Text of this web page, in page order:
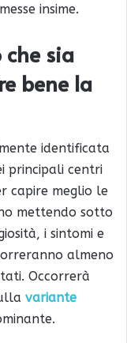
insime.
sia
bene la
identificata
principali centri
capire meglio le
mettendo sotto
i sintomi e
almeno
Occorrerà
variante